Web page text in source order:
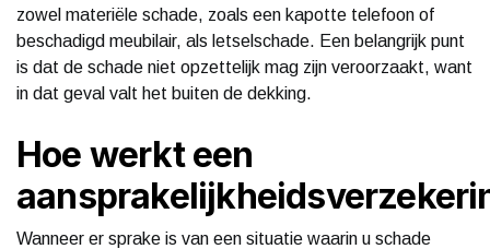
zowel materiële schade, zoals een kapotte telefoon of
beschadigd meubilair, als letselschade. Een belangrijk punt
is dat de schade niet opzettelijk mag zijn veroorzaakt, want
in dat geval valt het buiten de dekking.
Hoe werkt een
Wanneer er sprake is van een situatie waarin u schade